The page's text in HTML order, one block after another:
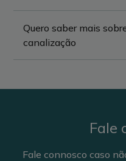
Quero saber mais
canalização
Fale
Fale connosco caso